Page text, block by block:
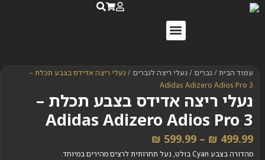
עמוד הבית/גברים / נעלי ריצה לגברים / נעלי ריצה אדידס בצבע תכלת –
Adidas Adizero Adios Pro 3
נעלי ריצה אדידס בצבע תכלת –
Adidas Adizero Adios Pro 3
₪ 499.99
–
₪ 599.99
מהדורה בצבע Cyan בולט, נעל תחרותית לרצים מהירים במיוחד.